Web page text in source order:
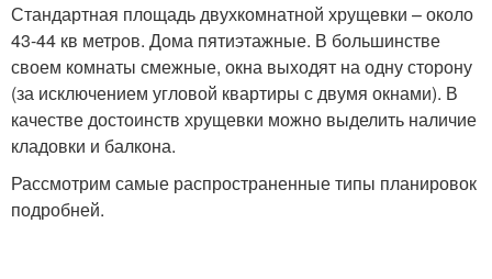
Стандартная площадь двухкомнатной хрущевки – около
43-44 кв метров. Дома пятиэтажные. В большинстве
своем комнаты смежные, окна выходят на одну сторону
(за исключением угловой квартиры с двумя окнами). В
качестве достоинств хрущевки можно выделить наличие
кладовки и балкона.
Рассмотрим самые распространенные типы планировок
подробней.